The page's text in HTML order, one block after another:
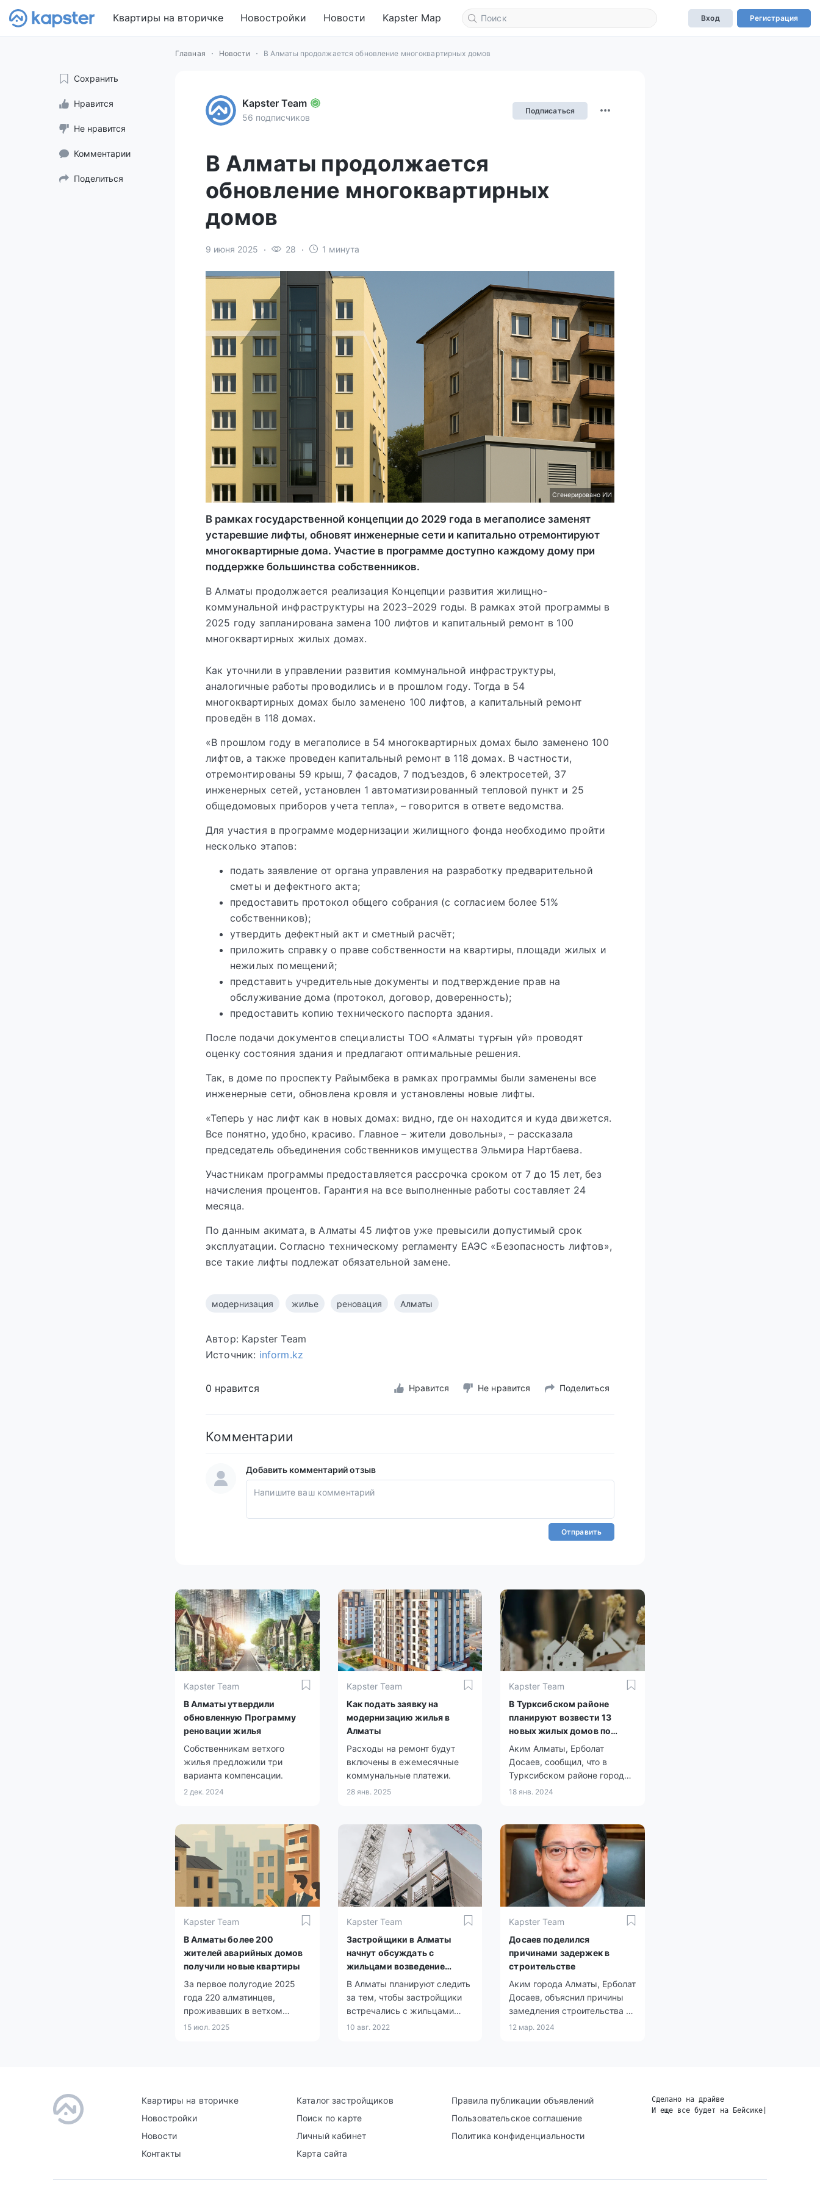
Квартиры на вторичке Новостройки Новости Kapster Map Вход Регистрация
Главная Новости В Алматы продолжается обновление многоквартирных домов
Сохранить
Нравится
Не нравится
Комментарии
Поделиться
Kapster Team
56 подписчиков
Подписаться
В Алматы продолжается
обновление многоквартирных
домов
9 июня 2025 28 1 минута
Сгенерировано ИИ
В рамках государственной концепции до 2029 года в мегаполисе заменят
устаревшие лифты, обновят инженерные сети и капитально отремонтируют
многоквартирные дома. Участие в программе доступно каждому дому при
поддержке большинства собственников.
В Алматы продолжается реализация Концепции развития жилищно-
коммунальной инфраструктуры на 2023–2029 годы. В рамках этой программы в
2025 году запланирована замена 100 лифтов и капитальный ремонт в 100
многоквартирных жилых домах.
Как уточнили в управлении развития коммунальной инфраструктуры,
аналогичные работы проводились и в прошлом году. Тогда в 54
многоквартирных домах было заменено 100 лифтов, а капитальный ремонт
проведён в 118 домах.
«В прошлом году в мегаполисе в 54 многоквартирных домах было заменено 100
лифтов, а также проведен капитальный ремонт в 118 домах. В частности,
отремонтированы 59 крыш, 7 фасадов, 7 подъездов, 6 электросетей, 37
инженерных сетей, установлен 1 автоматизированный тепловой пункт и 25
общедомовых приборов учета тепла», – говорится в ответе ведомства.
Для участия в программе модернизации жилищного фонда необходимо пройти
несколько этапов:
подать заявление от органа управления на разработку предварительной
сметы и дефектного акта;
предоставить протокол общего собрания (с согласием более 51%
собственников);
утвердить дефектный акт и сметный расчёт;
приложить справку о праве собственности на квартиры, площади жилых и
нежилых помещений;
представить учредительные документы и подтверждение прав на
обслуживание дома (протокол, договор, доверенность);
предоставить копию технического паспорта здания.
После подачи документов специалисты ТОО «Алматы тұрғын үй» проводят
оценку состояния здания и предлагают оптимальные решения.
Так, в доме по проспекту Райымбека в рамках программы были заменены все
инженерные сети, обновлена кровля и установлены новые лифты.
«Теперь у нас лифт как в новых домах: видно, где он находится и куда движется.
Все понятно, удобно, красиво. Главное – жители довольны», – рассказала
председатель объединения собственников имущества Эльмира Нартбаева.
Участникам программы предоставляется рассрочка сроком от 7 до 15 лет, без
начисления процентов. Гарантия на все выполненные работы составляет 24
месяца.
По данным акимата, в Алматы 45 лифтов уже превысили допустимый срок
эксплуатации. Согласно техническому регламенту ЕАЭС «Безопасность лифтов»,
все такие лифты подлежат обязательной замене.
модернизация жилье реновация Алматы
Автор: Kapster Team
Источник: inform.kz
0 нравится Нравится Не нравится Поделиться
Комментарии
Добавить комментарий отзыв
Отправить
Kapster Team
В Алматы утвердили
обновленную Программу
реновации жилья
Собственникам ветхого
жилья предложили три
варианта компенсации.
2 дек. 2024
Kapster Team
Как подать заявку на
модернизацию жилья в
Алматы
Расходы на ремонт будут
включены в ежемесячные
коммунальные платежи.
28 янв. 2025
Kapster Team
В Турксибском районе
планируют возвести 13
новых жилых домов по
программе реновации
жилья
Аким Алматы, Ерболат
Досаев, сообщил, что в
Турксибском районе города
Алматы продолжается
информация была
представлена им в ходе
встречи с местными
жителями.
18 янв. 2024
Kapster Team
В Алматы более 200
жителей аварийных домов
получили новые квартиры
За первое полугодие 2025
года 220 алматинцев,
проживавших в ветхом
жилье, были переселены в
15 июл. 2025
Kapster Team
Застройщики в Алматы
начнут обсуждать с
жильцами возведение
будущих ЖК
В Алматы планируют следить
за тем, чтобы застройщики
встречались с жильцами
ближайших домов перед тем,
10 авг. 2022
Kapster Team
Досаев поделился
причинами задержек в
строительстве
Аким города Алматы, Ерболат
Досаев, объяснил причины
замедления строительства и
сокращения нового жилья.
12 мар. 2024
Квартиры на вторичке
Новостройки
Новости
Контакты
Каталог застройщиков
Поиск по карте
Личный кабинет
Карта сайта
Правила публикации объявлений
Пользовательское соглашение
Политика конфиденциальности
Сделано на драйве
И еще все будет на Бейсике